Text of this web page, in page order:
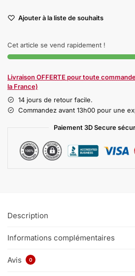
Ajouter à la liste de souhaits
Cet article se vend rapidement !
Livraison OFFERTE pour toute
la France)
14 jours de retour facile.
Commandez avant 13h00 pour une
Paiement 3D Secure
Description
Informations complémentaires
Avis 0